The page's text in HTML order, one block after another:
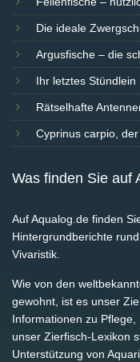
Die ideale
Argusfische – die
Ihr letztes Stündlein
Rätselhafte
Cyprinus carpio,
Was finden Sie auf
Auf Aqualog.de finden
Hintergrundberichte
Vivaristik.
Wie von den
gewohnt, ist es unser
Informationen zu
unser Zierfisch-Lexikon
Unterstützung von